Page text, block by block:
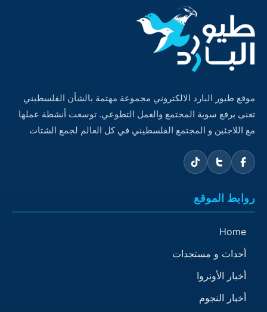
موقع طيور البارد الالكتروني مجموعة مهتمة بالشأن الفلسطيني
تعنى برفع سوية المجتمع والعمل التطوعي. توسعت أنشطة عملها
مع اللاجئين و المجتمع الفلسطيني في كل العالم لجمع الشتات
روابط الموقع
Home
أحداث و مستجدات
أخبار الأونروا
أخبار النجوم